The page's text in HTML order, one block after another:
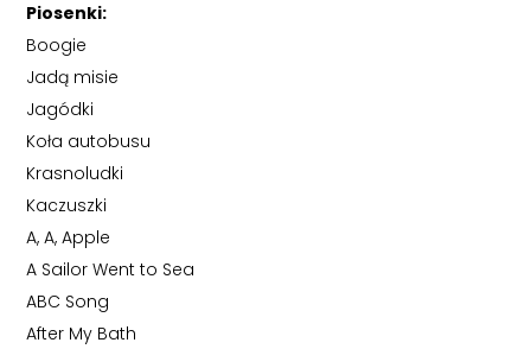
Piosenki:
Boogie
Jadą misie
Jagódki
Koła autobusu
Krasnoludki
Kaczuszki
A, A, Apple
A Sailor Went to Sea
ABC Song
After My Bath